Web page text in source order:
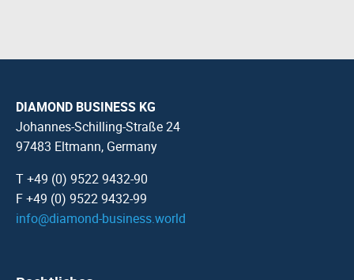
DIAMOND BUSINESS KG
Johannes-Schilling-Straße 24
97483 Eltmann, Germany
T +49 (0) 9522 9432-90
F +49 (0) 9522 9432-99
info@diamond-business.world